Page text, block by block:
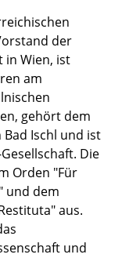
der
in Wien, ist
am
gehört dem
Bad Ischl und ist
Die
Orden "Für
und dem
aus.
und